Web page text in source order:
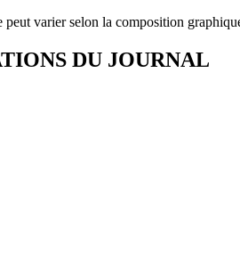
peut varier selon la composition
DU JOURNAL